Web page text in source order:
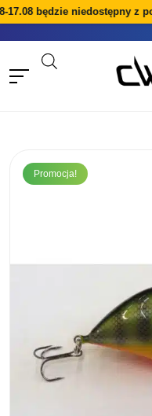
będzie niedostępny z
Promocja!